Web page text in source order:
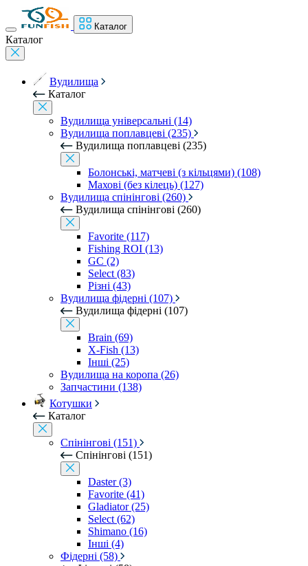
Каталог
Каталог
Вудилища
Каталог
Вудилища універсальні (14)
Вудилища поплавцеві (235)
Вудилища поплавцеві (235)
Болонські, матчеві (з кільцями) (108)
Махові (без кілець) (127)
Вудилища спінінгові (260)
Вудилища спінінгові (260)
Favorite (117)
Fishing ROI (13)
GC (2)
Select (83)
Різні (43)
Вудилища фідерні (107)
Вудилища фідерні (107)
Brain (69)
X-Fish (13)
Інші (25)
Вудилища на коропа (26)
Запчастини (138)
Котушки
Каталог
Спінінгові (151)
Спінінгові (151)
Daster (3)
Favorite (41)
Gladiator (25)
Select (62)
Shimano (16)
Інші (4)
Фідерні (58)